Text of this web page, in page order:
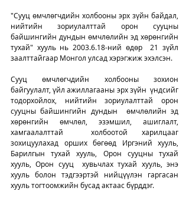
"Сууц өмчлөгчдийн холбооны эрх зүйн байдал,
нийтийн зориулалттай орон сууцны
байшингийн дундын өмчлөлийн эд хөрөнгийн
тухай" хууль нь 2003.6.18-ний өдөр  21 зүйл
заалттайгаар Монгол улсад хэрэгжиж эхэлсэн.
Сууц өмчлөгчдийн холбооны зохион
байгуулалт, үйл ажиллагааны эрх зүйн  үндсийг
тодорхойлох, нийтийн зориулалттай орон
сууцны байшингийн дундын  өмчлөлийн эд
хөрөнгийн өмчлөл, эзэмшил, ашиглалт,
хамгаалалттай  холбоотой харилцааг
зохицуулахад орших бөгөөд Иргэний хууль,
Барилгын тухай хууль, Орон сууцны тухай
хууль, Орон сууц  хувьчлах тухай хууль, энэ
хууль болон тэдгээртэй нийцүүлэн гаргасан
хууль тогтоомжийн бусад актаас бүрддэг.